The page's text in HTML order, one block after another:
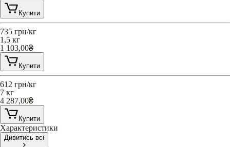
Купити
735 грн/кг
1,5 кг
1 103,00₴
Купити
612 грн/кг
7 кг
4 287,00₴
Купити
Характеристики
Дивитись всі